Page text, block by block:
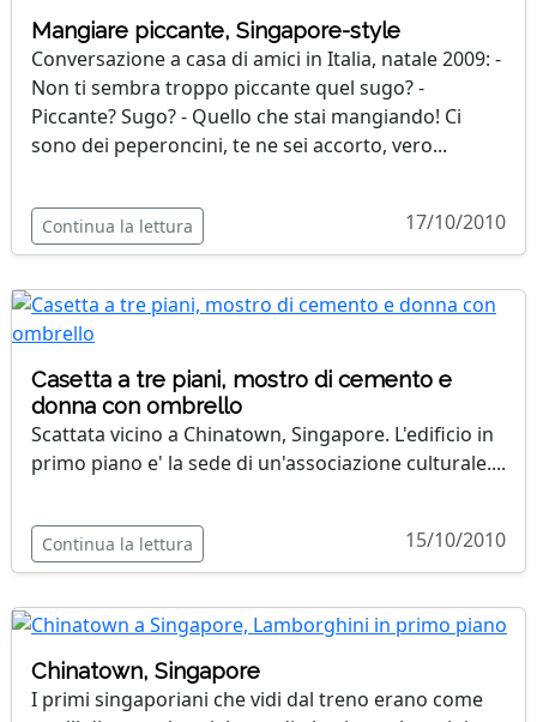
Mangiare piccante, Singapore-style
Conversazione a casa di amici in Italia, natale 2009: -
Non ti sembra troppo piccante quel sugo? -
Piccante? Sugo? - Quello che stai mangiando! Ci
sono dei peperoncini, te ne sei accorto, vero...
Continua la lettura 17/10/2010
Casetta a tre piani, mostro di cemento e
donna con ombrello
Scattata vicino a Chinatown, Singapore. L'edificio in
primo piano e' la sede di un'associazione culturale....
Continua la lettura 15/10/2010
Chinatown, Singapore
I primi singaporiani che vidi dal treno erano come